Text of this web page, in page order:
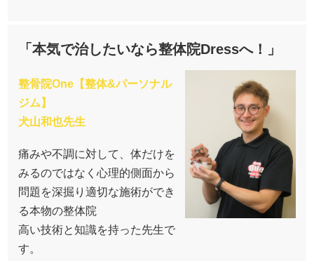
「本気で治したいなら整体院Dressへ！」
整骨院One【整体&パーソナル
ジム】
犬山和也先生
痛みや不調に対して、体だけを
みるのではなく心理的側面から
問題を深掘り適切な施術ができ
る本物の整体院
高い技術と知識を持った先生で
す。